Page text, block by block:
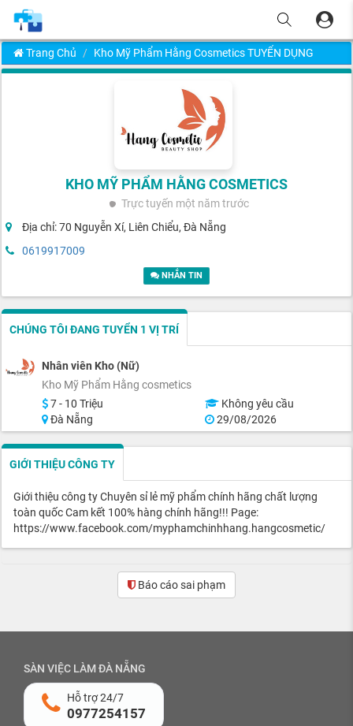
Trang Chủ Kho Mỹ Phẩm Hằng Cosmetics TUYỂN DỤNG
KHO MỸ PHẨM HẰNG COSMETICS
Trực tuyến một năm trước
Địa chỉ: 70 Nguyễn Xí, Liên Chiểu, Đà Nẵng
0619917009
NHẮN TIN
CHÚNG TÔI ĐANG TUYỂN 1 VỊ TRÍ
Nhân viên Kho (Nữ)
Kho Mỹ Phẩm Hằng cosmetics
7 - 10 Triệu
Không yêu cầu
Đà Nẵng
29/08/2026
GIỚI THIỆU CÔNG TY
Giới thiệu công ty Chuyên sỉ lẻ mỹ phẩm chính hãng chất lượng
toàn quốc Cam kết 100% hàng chính hãng!!! Page:
https://www.facebook.com/myphamchinhhang.hangcosmetic/
Báo cáo sai phạm
SÀN VIỆC LÀM ĐÀ NẴNG
Hỗ trợ 24/7
0977254157